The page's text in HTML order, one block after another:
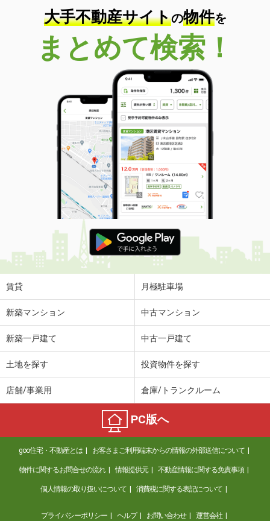
間取り
3LDK
大手不動産サイトの物件を
まとめて検索！
賃貸 月極駐車場
新築マンション 中古マンション
新築一戸建て 中古一戸建て
土地を探す 投資物件を探す
店舗/事業用 倉庫/トランクルーム
PC版へ
goo住宅・不動産とは お客さまご利用端末からの情報の外部送信について
物件に関するお問合せの流れ 情報提供元 不動産情報に関する免責事項
個人情報の取り扱いについて 消費税に関する表記について
プライバシーポリシー ヘルプ お問い合わせ 運営会社